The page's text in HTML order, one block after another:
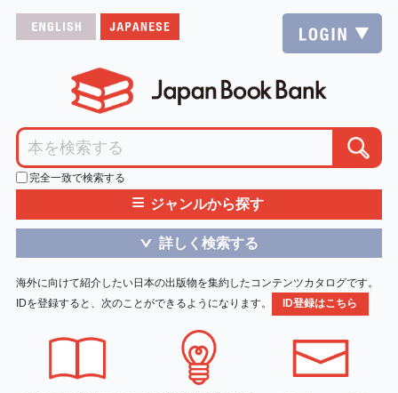
完全一致で検索する
≡ ジャンルから探す
＞ 詳しく検索する
海外に向けて紹介したい日本の出版物を集約したコンテンツカタログです。
IDを登録すると、次のことができるようになります。
ID登録はこちら